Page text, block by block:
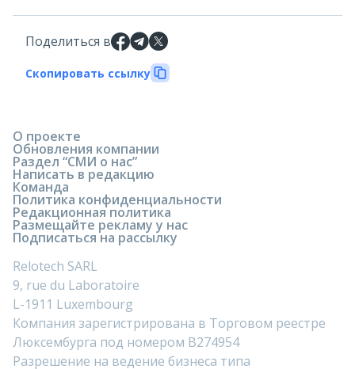
Поделиться в
Скопировать ссылку
О проекте
Обновления компании
Раздел “СМИ о нас”
Написать в редакцию
Команда
Политика конфиденциальности
Редакционная политика
Размещайте рекламу у нас
Подписаться на рассылку
Relotech SARL
9, rue du Laboratoire
L-1911 Luxembourg
Компания зарегистрирована в Торговом реестре
Люксембурга под номером B274954
Разрешение на ведение бизнеса типа